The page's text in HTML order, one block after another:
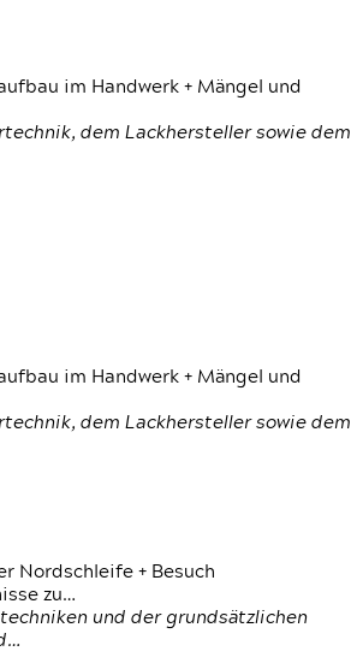
im Handwerk + Mängel und
dem Lackhersteller sowie dem
im Handwerk + Mängel und
dem Lackhersteller sowie dem
Nordschleife + Besuch
zu…
und der grundsätzlichen